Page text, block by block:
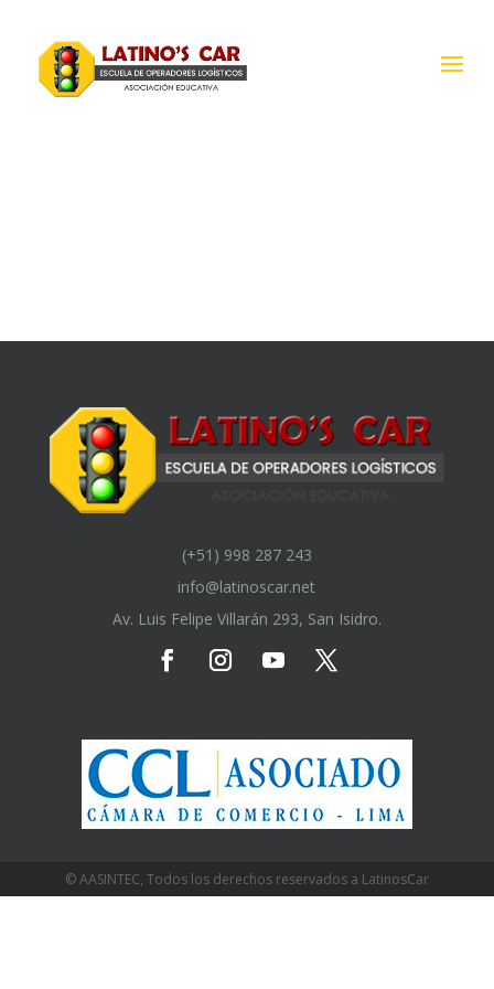
(+51) 998 287 243
info@latinoscar.net
Av. Luis Felipe Villarán 293, San Isidro.
© AASINTEC, Todos los derechos reservados a LatinosCar